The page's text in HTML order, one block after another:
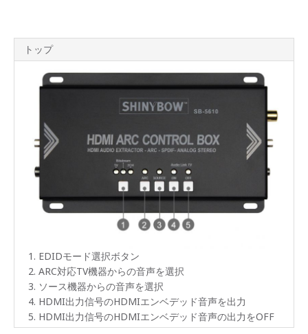
トップ
EDIDモード選択ボタン
ARC対応TV機器からの音声を選択
ソース機器からの音声を選択
HDMI出力信号のHDMIエンベデッド音声を出力
HDMI出力信号のHDMIエンベデッド音声の出力をOFF